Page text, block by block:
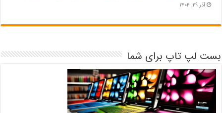
آذر ۲۹, ۱۴۰۴
بست لپ تاپ برای شما